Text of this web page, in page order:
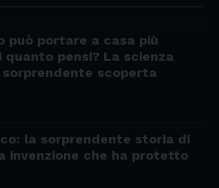
può portare a casa più
pensi? La scienza
scoperta
la sorprendente storia di
invenzione che ha protetto